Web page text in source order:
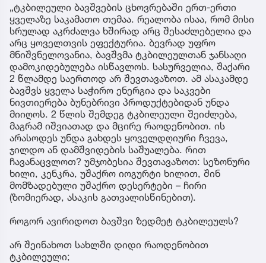
„ტკბილეული ბავშვების ცხოვრებაში ერთ-ერთი
ყველაზე საკამათო თემაა. რეალობა ისაა, რომ მისი
სრულად აკრძალვა ხშირად არც შესაძლებელია და
არც ყოველთვის ეფექტურია. ბევრად უფრო
მნიშვნელოვანია, ბავშვმა ტკბილეულთან ჯანსაღი
დამოკიდებულება ისწავლოს. სასურველია, შაქარი
2 წლამდე საერთოდ არ შევთავაზოთ. ამ ასაკამდე
ბავშვს ყველა საჭირო ენერგია და საკვები
ნივთიერება ბუნებრივი პროდუქტებიდან უნდა
მიიღოს. 2 წლის შემდეგ ტკბილეული შეიძლება,
მაგრამ იშვიათად და მცირე რაოდენობით. ის
არასოდეს უნდა გახდეს ყოველდღიური ჩვევა,
ჯილდო ან დამშვიდების საშუალება. რით
ჩავანაცვლოთ? უმჯობესია შევთავაზოთ: სეზონური
ხილი, კენკრა, უშაქრო იოგურტი ხილით, შინ
მომზადებული უშაქრო დესერტები – ჩირი
(ზომიერად, ასაკის გათვალისწინებით).
როგორ ავირიდოთ ბავშვი ზედმეტ ტკბილეულს?
არ შეინახოთ სახლში დიდი რაოდენობით
ტკბილეული;